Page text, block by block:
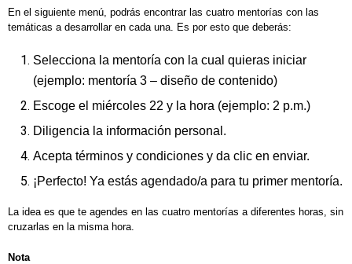
En el siguiente menú, podrás encontrar las cuatro mentorías con las
temáticas a desarrollar en cada una. Es por esto que deberás:
Selecciona la mentoría con la cual quieras iniciar
(ejemplo: mentoría 3 – diseño de contenido)
Escoge el miércoles 22 y la hora (ejemplo: 2 p.m.)
Diligencia la información personal.
Acepta términos y condiciones y da clic en enviar.
¡Perfecto! Ya estás agendado/a para tu primer mentoría.
La idea es que te agendes en las cuatro mentorías a diferentes horas, sin
cruzarlas en la misma hora.
Nota